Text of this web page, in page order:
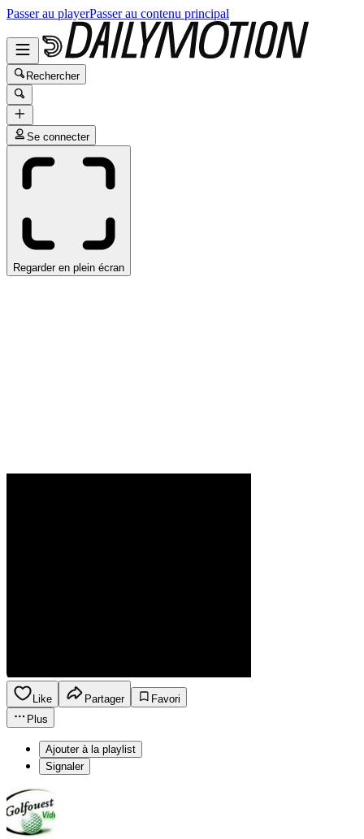
Passer au playerPasser au contenu principal
Rechercher
Se connecter
Regarder en plein écran
Like Partager
Favori
Plus
Ajouter à la playlist
Signaler